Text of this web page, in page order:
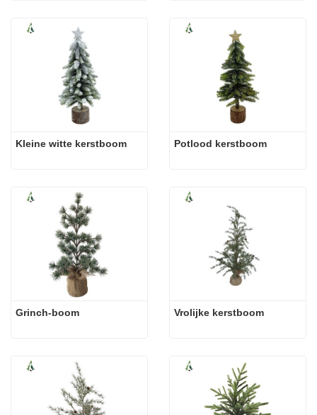
Kleine witte kerstboom Potlood kerstboom
Grinch-boom Vrolijke kerstboom